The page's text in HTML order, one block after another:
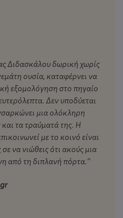
Διδασκάλου δωρική χωρίς
ουσία, καταφέρνει να
εξομολόγηση στο πηγαίο
Δεν υποδύεται
μια ολόκληρη
και τα τραύματά της. Η
με το κοινό είναι
να νιώθεις ότι ακούς μια
από τη διπλανή πόρτα.’’
gr